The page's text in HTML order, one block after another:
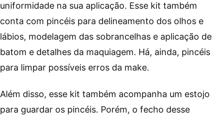
uniformidade na sua aplicação. Esse kit também
conta com pincéis para delineamento dos olhos e
lábios, modelagem das sobrancelhas e aplicação de
batom e detalhes da maquiagem. Há, ainda, pincéis
para limpar possíveis erros da make.
Além disso, esse kit também acompanha um estojo
para guardar os pincéis. Porém, o fecho desse